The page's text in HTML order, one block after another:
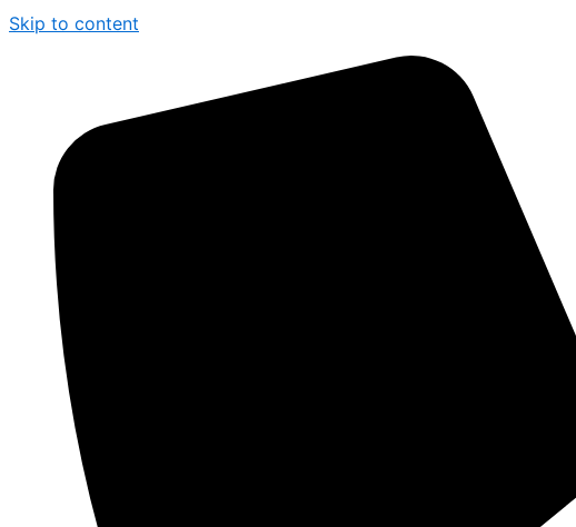
Skip to content